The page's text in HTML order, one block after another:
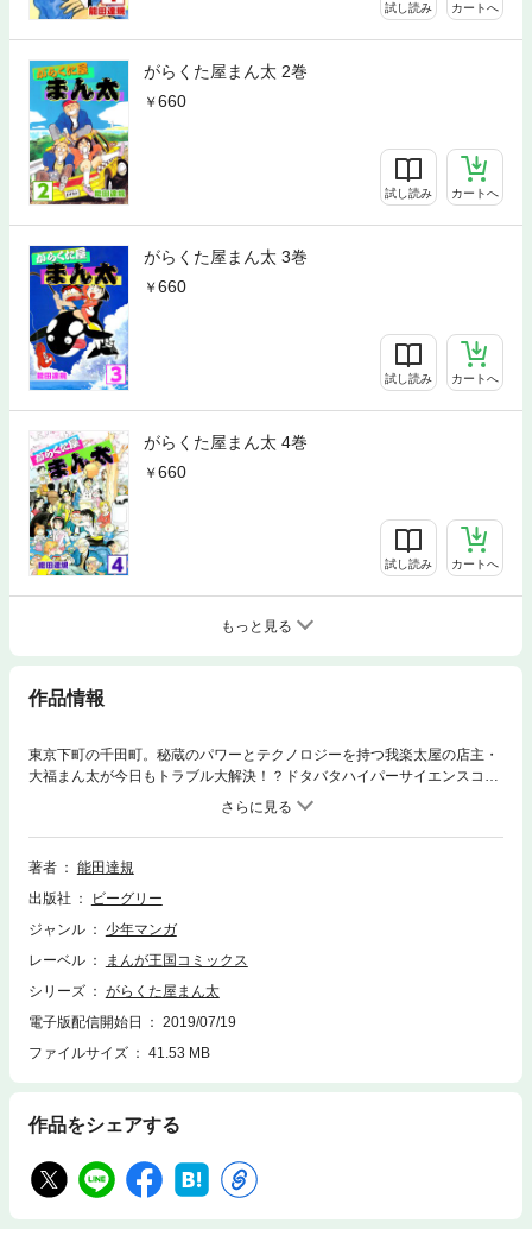
試し読み カートへ
がらくた屋まん太 2巻
660
試し読み カートへ
がらくた屋まん太 3巻
660
試し読み カートへ
がらくた屋まん太 4巻
660
試し読み カートへ
もっと見る
作品情報
東京下町の千田町。秘蔵のパワーとテクノロジーを持つ我楽太屋の店主・
大福まん太が今日もトラブル大解決！？ドタバタハイパーサイエンスコメ
著者
能田達規
出版社
ビーグリー
ジャンル
少年マンガ
レーベル
まんが王国コミックス
シリーズ
がらくた屋まん太
電子版配信開始日
2019/07/19
ファイルサイズ
41.53 MB
作品をシェアする